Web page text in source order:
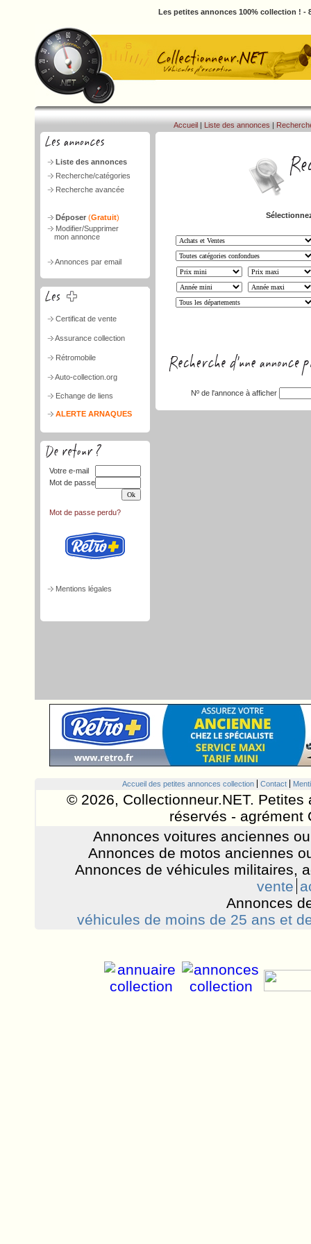
Les petites annonces 100% collection ! -
Liste des annonces
Recherche/catégories
Recherche avancée
Déposer (Gratuit)
Modifier/Supprimer
mon annonce
Annonces par email
Certificat de vente
Assurance collection
Rétromobile
Auto-collection.org
Echange de liens
ALERTE ARNAQUES
Votre e-mail
Mot de passe
Mot de passe perdu?
Mentions légales
Accueil | Liste des annonces |
Nº de l'annonce à afficher
Accueil des petites annonces collection Contact
© 2026, Collectionneur.NET.
réservés - agrément
Annonces voitures anciennes
Annonces de motos anciennes
Annonces de véhicules militaires,
vente
Annonces
véhicules de moins de 25 ans et